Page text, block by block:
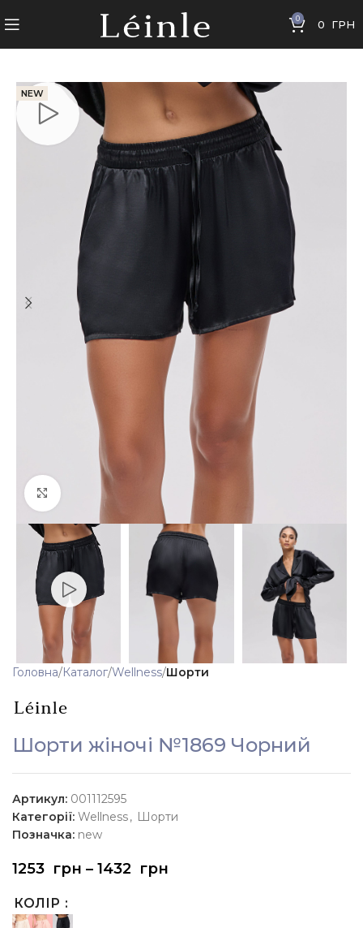
0 0 ГРН
NEW
Клацніть, щоб збільшити
Головна Каталог Wellness Шорти
Шорти жіночі №1869 Чорний
Артикул: 001112595
Категорії: Wellness, Шорти
Позначка: new
1253 грн – 1432 грн
КОЛІР